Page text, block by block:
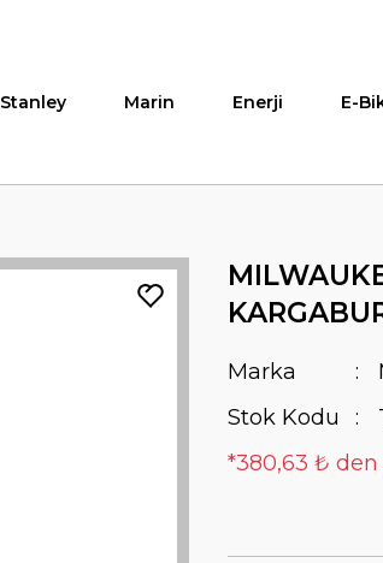
Stanley Marin Enerji E-
Marka
Stok Kodu
*380,63 ₺